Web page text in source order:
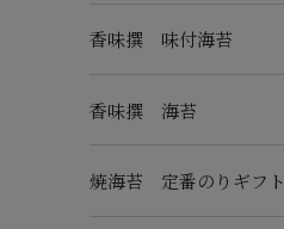
香味撰 味付海苔
香味撰 海苔
焼海苔 定番のりギフト